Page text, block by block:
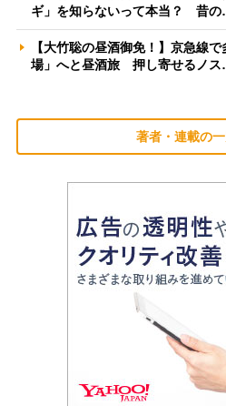
ギ」を知らないって本当？ 昔
【大竹聡の昼酒御免！】京急線
場」へと昼酒旅 押し寄せるノ
著者・連載の